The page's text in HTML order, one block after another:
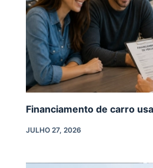
Financiamento de carro
JULHO 27, 2026